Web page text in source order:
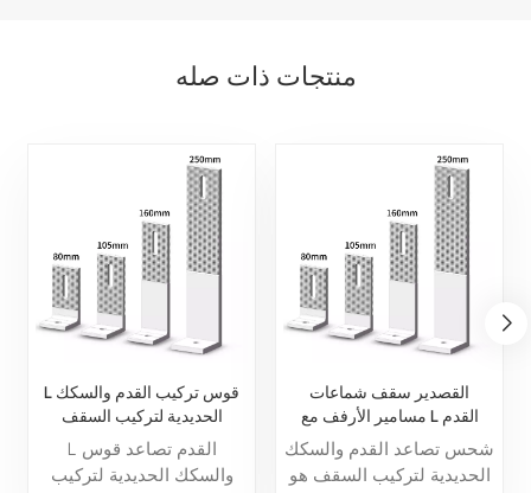
منتجات ذات صله
L قوس تركيب القدم والسكك
الحديدية لتركيب السقف
L القدم تصاعد قوس
والسكك الحديدية لتركيب
القصدير سقف شماعات
مسامير الأرفف مع L القدم
شحس تصاعد القدم والسكك
الحديدية لتركيب السقف هو